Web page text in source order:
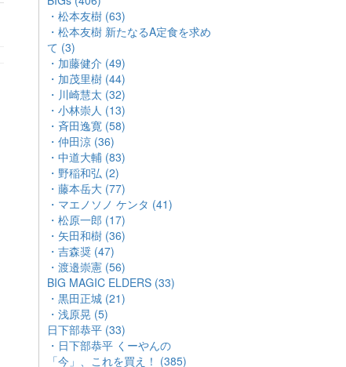
・松本友樹 (63)
・松本友樹 新たなるA定食を求め
て (3)
・加藤健介 (49)
・加茂里樹 (44)
・川崎慧太 (32)
・小林崇人 (13)
・斉田逸寛 (58)
・仲田涼 (36)
・中道大輔 (83)
・野稲和弘 (2)
・藤本岳大 (77)
・マエノソノ ケンタ (41)
・松原一郎 (17)
・矢田和樹 (36)
・吉森奨 (47)
・渡邉崇憲 (56)
BIG MAGIC ELDERS (33)
・黒田正城 (21)
・浅原晃 (5)
日下部恭平 (33)
・日下部恭平 くーやんの
「今」、これを買え！ (385)